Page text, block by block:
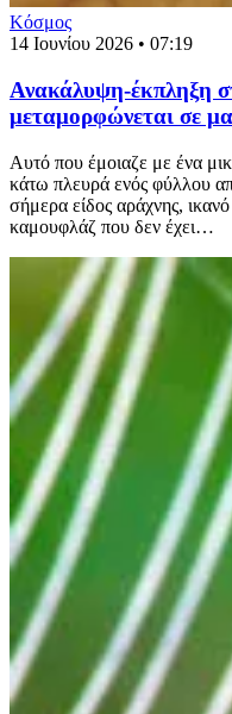
Κόσμος
14 Ιουνίου 2026 • 07:19
Ανακάλυψη-έκπληξη
μεταμορφώνεται σε
Αυτό που έμοιαζε με ένα
κάτω πλευρά ενός φύλλου
σήμερα είδος αράχνης,
καμουφλάζ που δεν έχει…